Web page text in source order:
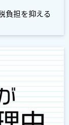
負担を抑える